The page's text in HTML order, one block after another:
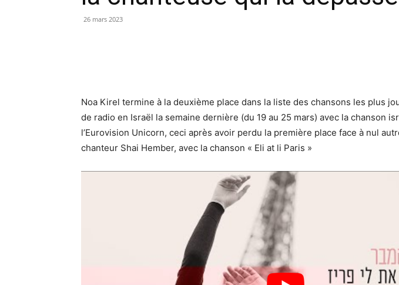
26 mars 2023
Noa Kirel termine à la deuxième place dans la liste des chansons les plus
de radio en Israël la semaine dernière (du 19 au 25 mars) avec la chanson
l’Eurovision Unicorn, ceci après avoir perdu la première place face à nul
chanteur Shai Hember, avec la chanson « Eli at li Paris »